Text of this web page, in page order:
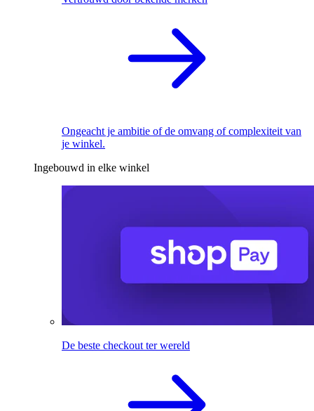
Ongeacht je ambitie of de omvang of complexiteit van
je winkel.
Ingebouwd in elke winkel
De beste checkout ter wereld